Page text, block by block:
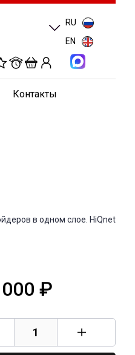
RU
EN
Контакты
в одном слое. HiQnet
₽